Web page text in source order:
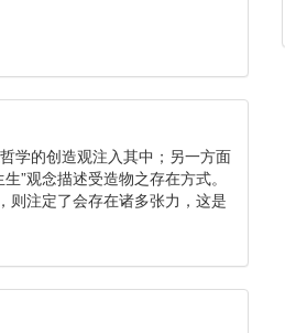
学的创造观注入其中；另一方面
”观念描述受造物之存在方式。
则注定了会存在诸多张力，这是